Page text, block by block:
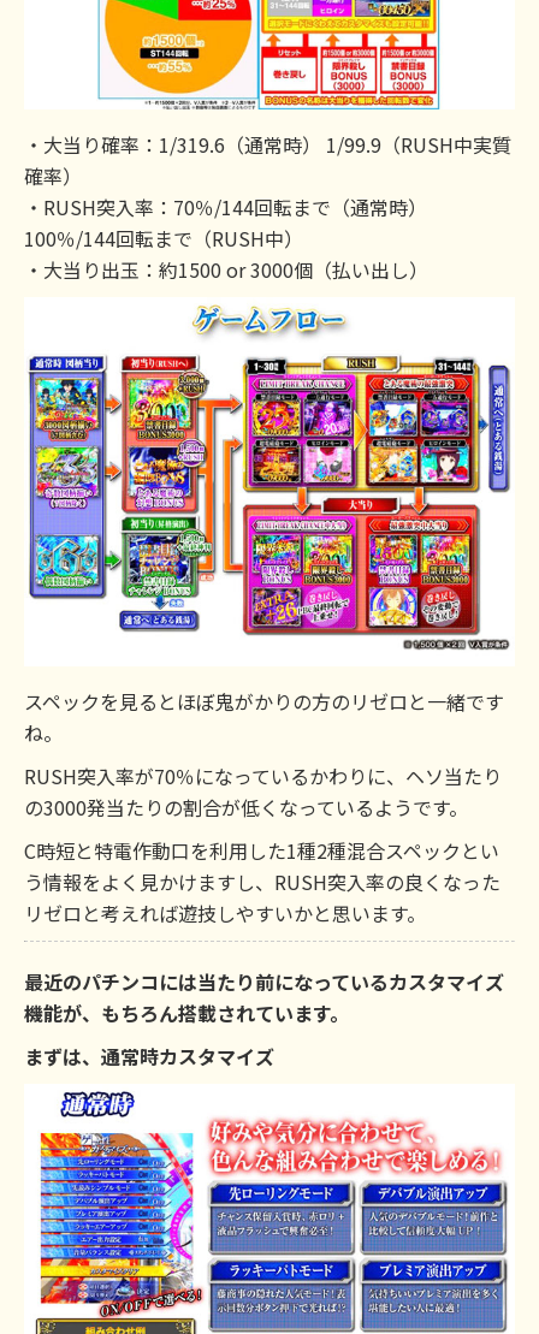
・大当り確率：1/319.6（通常時） 1/99.9（RUSH中実質
確率）
・RUSH突入率：70％/144回転まで（通常時）
100％/144回転まで（RUSH中）
・大当り出玉：約1500 or 3000個（払い出し）
スペックを見るとほぼ鬼がかりの方のリゼロと一緒です
ね。
RUSH突入率が70％になっているかわりに、ヘソ当たり
の3000発当たりの割合が低くなっているようです。
C時短と特電作動口を利用した1種2種混合スペックとい
う情報をよく見かけますし、RUSH突入率の良くなった
リゼロと考えれば遊技しやすいかと思います。
最近のパチンコには当たり前になっているカスタマイズ
機能が、もちろん搭載されています。
まずは、通常時カスタマイズ